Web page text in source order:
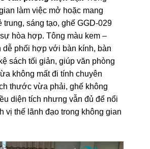
làm việc mở hoặc mang
trung, sáng tạo, ghế GGD-029
hòa hợp. Tông màu kem –
dễ phối hợp với bàn kính, bàn
sách tối giản, giúp văn phòng
không mất đi tính chuyên
thước vừa phải, ghế không
diện tích nhưng vẫn đủ để nổi
vị thế lãnh đạo trong không gian